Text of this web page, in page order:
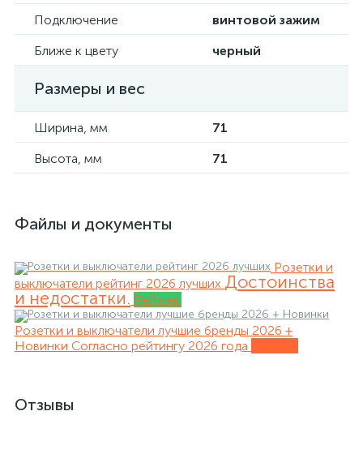
Подключение
винтовой зажим
Ближе к цвету
черный
Размеры и вес
Ширина, мм
71
Высота, мм
71
Файлы и документы
Розетки и
выключатели рейтинг 2026 лучших Достоинства
и недостатки. Рейтинг
Розетки и выключатели лучшие бренды 2026 +
Новинки Согласно рейтингу 2026 года
Отзывы